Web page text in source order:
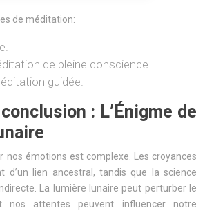
de méditation:
de pleine conscience.
guidée.
: L’Énigme de
nos émotions est complexe. Les croyances
d’un lien ancestral, tandis que la science
La lumière lunaire peut perturber le
nos attentes peuvent influencer notre